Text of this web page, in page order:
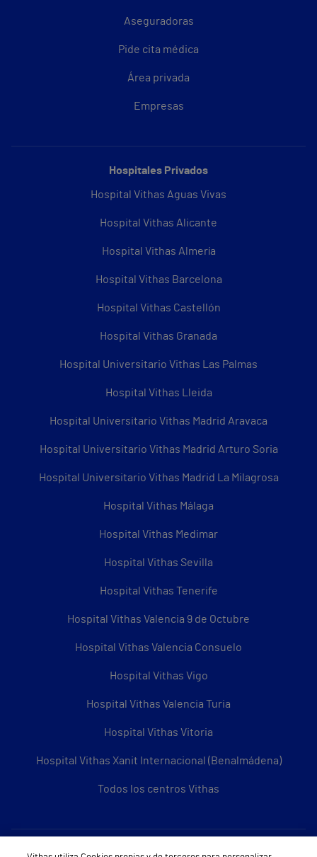
Aseguradoras
Pide cita médica
Área privada
Empresas
Hospitales Privados
Hospital Vithas Aguas Vivas
Hospital Vithas Alicante
Hospital Vithas Almería
Hospital Vithas Barcelona
Hospital Vithas Castellón
Hospital Vithas Granada
Hospital Universitario Vithas Las Palmas
Hospital Vithas Lleida
Hospital Universitario Vithas Madrid Aravaca
Hospital Universitario Vithas Madrid Arturo Soria
Hospital Universitario Vithas Madrid La Milagrosa
Hospital Vithas Málaga
Hospital Vithas Medimar
Hospital Vithas Sevilla
Hospital Vithas Tenerife
Hospital Vithas Valencia 9 de Octubre
Hospital Vithas Valencia Consuelo
Hospital Vithas Vigo
Hospital Vithas Valencia Turia
Hospital Vithas Vitoria
Hospital Vithas Xanit Internacional (Benalmádena)
Todos los centros Vithas
Sobre Vithas